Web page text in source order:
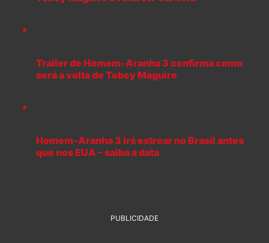
Trailer de Homem-Aranha 3 confirma como
será a volta de Tobey Maguire
Homem-Aranha 3 irá estrear no Brasil antes
que nos EUA – saiba a data
PUBLICIDADE